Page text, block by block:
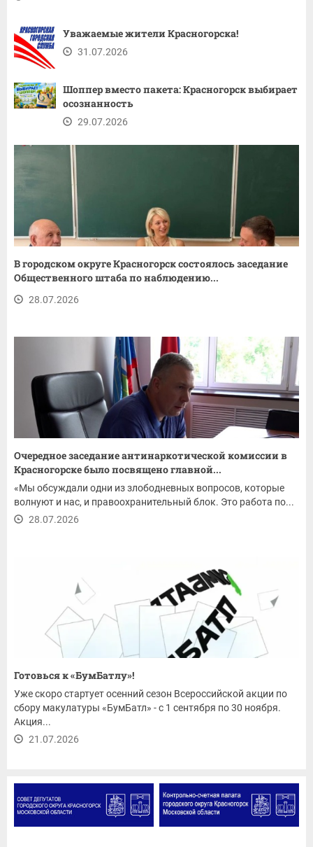
Уважаемые жители Красногорска!
31.07.2026
Шоппер вместо пакета: Красногорск выбирает
осознанность
29.07.2026
В городском округе Красногорск состоялось заседание
Общественного штаба по наблюдению...
28.07.2026
Очередное заседание антинаркотической комиссии в
Красногорске было посвящено главной...
«Мы обсуждали одни из злободневных вопросов, которые
волнуют и нас, и правоохранительный блок. Это работа по...
28.07.2026
Готовься к «БумБатлу»!
Уже скоро стартует осенний сезон Всероссийской акции по
сбору макулатуры «БумБатл» - с 1 сентября по 30 ноября.
Акция...
21.07.2026